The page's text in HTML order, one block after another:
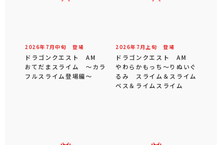
2026年 7 月中旬 登場
ドラゴンクエスト AM
おてだまスライム ～カラ
フルスライム登場編～
2026年 7 月 上旬 登場
ドラゴンクエスト AM
やわらかもっち～りぬいぐ
るみ スライム＆スライム
ベス＆ライムスライム